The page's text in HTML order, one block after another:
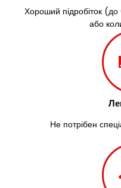
Хороший підробіток
або
Не потрібен
Звенигородка